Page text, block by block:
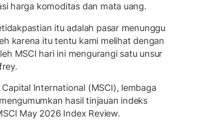
harga komoditas dan mata uang.
itu adalah pasar menunggu
karena itu tentu kami melihat dengan
MSCI hari ini mengurangi satu unsur
International (MSCI), lembaga
hasil tinjauan indeks
May 2026 Index Review.